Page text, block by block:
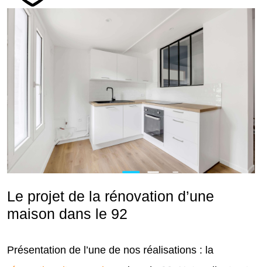
Le projet de la rénovation d’une
maison dans le 92
Présentation de l’une de nos réalisations : la